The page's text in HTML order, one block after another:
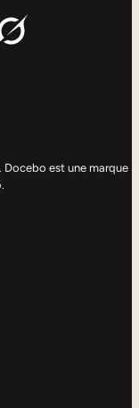
est une marque